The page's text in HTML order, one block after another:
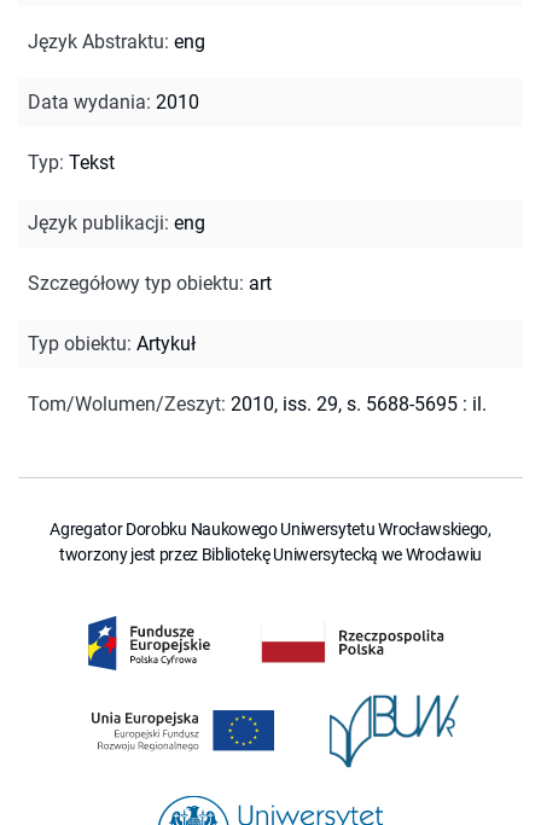
Język Abstraktu: eng
Data wydania: 2010
Typ: Tekst
Język publikacji: eng
Szczegółowy typ obiektu: art
Typ obiektu: Artykuł
Tom/Wolumen/Zeszyt: 2010, iss. 29, s. 5688-5695 : il.
Agregator Dorobku Naukowego Uniwersytetu Wrocławskiego,
tworzony jest przez Bibliotekę Uniwersytecką we Wrocławiu